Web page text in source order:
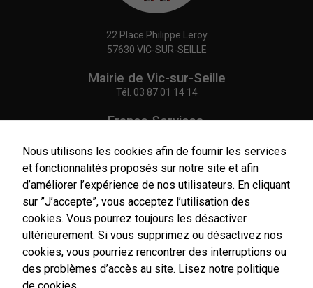
22 Place Philippe Leroy
57630 VIC-SUR-SEILLE
Mairie de Vic-sur-Seille
Tél. 03 87 01 14 14
France Services,
Tél.03 87 86 41 48
NOUS CONTACTER
Horaires
d'ouverture
Nous utilisons les cookies afin de fournir les services
et fonctionnalités proposés sur notre site et afin
d’améliorer l’expérience de nos utilisateurs. En cliquant
sur ”J’accepte”, vous acceptez l’utilisation des
cookies. Vous pourrez toujours les désactiver
ultérieurement. Si vous supprimez ou désactivez nos
cookies, vous pourriez rencontrer des interruptions ou
des problèmes d’accès au site. Lisez notre politique
Nécessaires
Ces cookies
sont utiles au
fonctionnement
de notre site
internet.